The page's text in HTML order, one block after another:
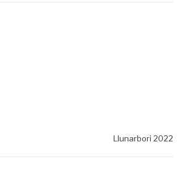
Llunarbori 2022